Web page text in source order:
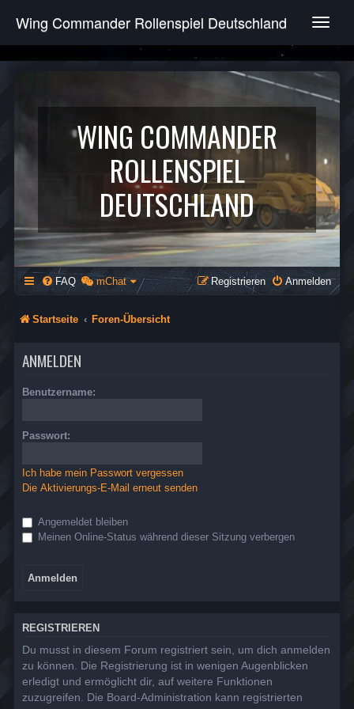
T
g
e
v
g
a
t
i
o
n
Wing Commander Rollenspiel Deutschland
WING COMMANDER
ROLLENSPIEL
DEUTSCHLAND
FAQ mChat Anmelden
Registrieren
Startseite Foren-Übersicht
ANMELDEN
Benutzername:
Passwort:
Ich habe mein Passwort vergessen
Die Aktivierungs-E-Mail erneut senden
Angemeldet bleiben
Meinen Online-Status während dieser Sitzung verbergen
REGISTRIEREN
Du musst in diesem Forum registriert sein, um dich anmelden
zu können. Die Registrierung ist in wenigen Augenblicken
erledigt und ermöglicht dir, auf weitere Funktionen
zuzugreifen. Die Board-Administration kann registrierten